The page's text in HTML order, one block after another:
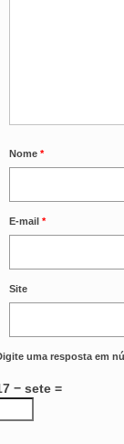
Nome *
E-mail *
Site
uma resposta em
− sete =